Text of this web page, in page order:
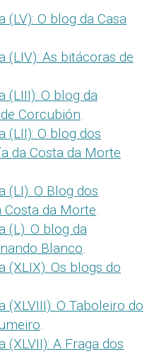
O blog da Casa
(LIV): As bitácoras de
(LIII): O blog da
Corcubión.
(LII): O blog dos
da Costa da Morte
(LI): O Blog dos
Costa da Morte.
(L): O blog da
Blanco.
(XLIX): Os blogs do
(XLVIII): O Taboleiro do
.
A Fraga dos